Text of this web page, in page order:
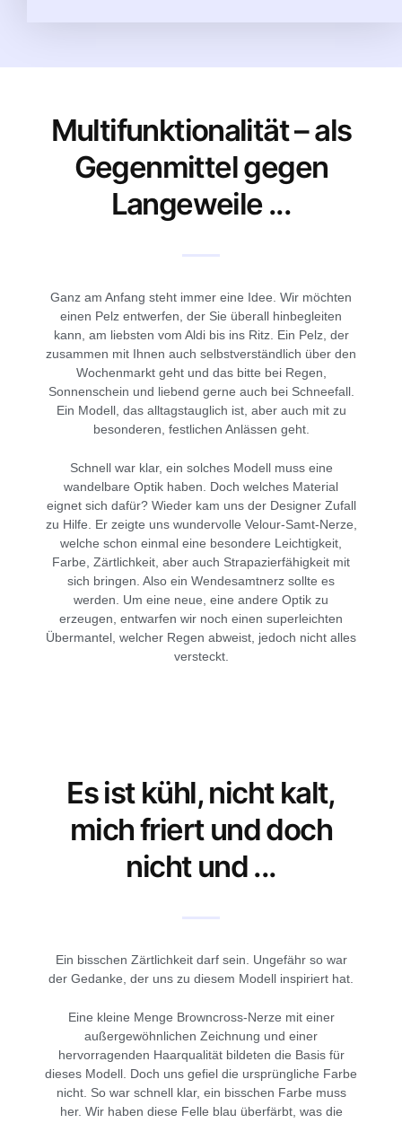
Multifunktionalität – als
Gegenmittel gegen
Langeweile ...
Ganz am Anfang steht immer eine Idee. Wir möchten
einen Pelz entwerfen, der Sie überall hinbegleiten
kann, am liebsten vom Aldi bis ins Ritz. Ein Pelz, der
zusammen mit Ihnen auch selbstverständlich über den
Wochenmarkt geht und das bitte bei Regen,
Sonnenschein und liebend gerne auch bei Schneefall.
Ein Modell, das alltagstauglich ist, aber auch mit zu
besonderen, festlichen Anlässen geht.
Schnell war klar, ein solches Modell muss eine
wandelbare Optik haben. Doch welches Material
eignet sich dafür? Wieder kam uns der Designer Zufall
zu Hilfe. Er zeigte uns wundervolle Velour-Samt-Nerze,
welche schon einmal eine besondere Leichtigkeit,
Farbe, Zärtlichkeit, aber auch Strapazierfähigkeit mit
sich bringen. Also ein Wendesamtnerz sollte es
werden. Um eine neue, eine andere Optik zu
erzeugen, entwarfen wir noch einen superleichten
Übermantel, welcher Regen abweist, jedoch nicht alles
versteckt.
Es ist kühl, nicht kalt,
mich friert und doch
nicht und ...
Ein bisschen Zärtlichkeit darf sein. Ungefähr so war
der Gedanke, der uns zu diesem Modell inspiriert hat.
Eine kleine Menge Browncross-Nerze mit einer
außergewöhnlichen Zeichnung und einer
hervorragenden Haarqualität bildeten die Basis für
dieses Modell. Doch uns gefiel die ursprüngliche Farbe
nicht. So war schnell klar, ein bisschen Farbe muss
her. Wir haben diese Felle blau überfärbt, was die